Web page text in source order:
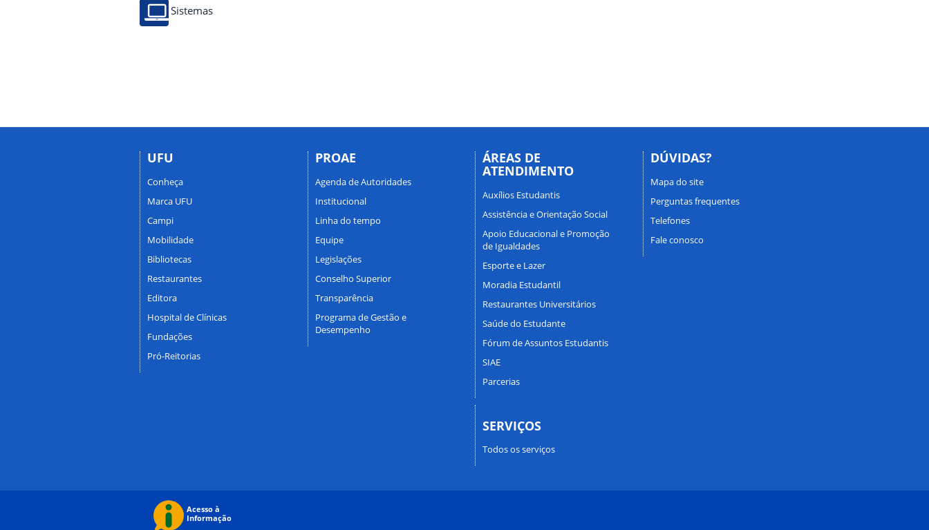
Sistemas
UFU
Conheça
Marca UFU
Campi
Mobilidade
Bibliotecas
Restaurantes
Editora
Hospital de Clínicas
Fundações
Pró-Reitorias
PROAE
Agenda de Autoridades
Institucional
Linha do tempo
Equipe
Legislações
Conselho Superior
Transparência
Programa de Gestão e
Desempenho
ÁREAS DE
ATENDIMENTO
Auxílios Estudantis
Assistência e Orientação Social
Apoio Educacional e Promoção
de Igualdades
Esporte e Lazer
Moradia Estudantil
Restaurantes Universitários
Saúde do Estudante
Fórum de Assuntos Estudantis
SIAE
Parcerias
SERVIÇOS
Todos os serviços
DÚVIDAS?
Mapa do site
Perguntas frequentes
Telefones
Fale conosco